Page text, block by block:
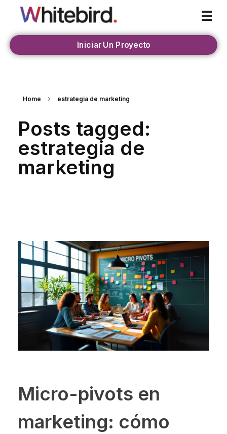
Whitebird Agency
Iniciar Un Proyecto
Home estrategia de marketing
Posts tagged:
estrategia de
marketing
Micro-pivots en
marketing: cómo